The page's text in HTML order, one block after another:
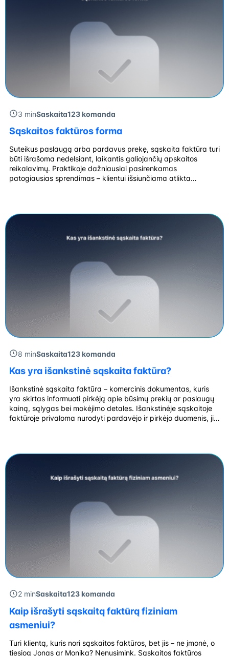
3 minSaskaita123 komanda
Sąskaitos faktūros forma
Suteikus paslaugą arba pardavus prekę, sąskaita faktūra turi
būti išrašoma nedelsiant, laikantis galiojančių apskaitos
reikalavimų. Praktikoje dažniausiai pasirenkamas
patogiausias sprendimas – klientui išsiunčiama atlikta
efektyvumo, rekomenduojama naudoti iš anksto paruoštą
8 minSaskaita123 komanda
Kas yra išankstinė sąskaita faktūra?
Išankstinė sąskaita faktūra – komercinis dokumentas, kuris
yra skirtas informuoti pirkėją apie būsimų prekių ar paslaugų
kainą, sąlygas bei mokėjimo detales. Išankstinėje sąskaitoje
faktūroje privaloma nurodyti pardavėjo ir pirkėjo duomenis, ji
gauti arba […]
2 minSaskaita123 komanda
Kaip išrašyti sąskaitą faktūrą fiziniam
asmeniui?
Turi klientą, kuris nori sąskaitos faktūros, bet jis – ne įmonė, o
tiesiog Jonas ar Monika? Nenusimink. Sąskaitos faktūros